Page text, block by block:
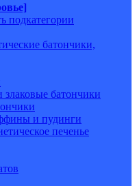
подкатегории
батончики,
злаковые батончики
и пудинги
печенье